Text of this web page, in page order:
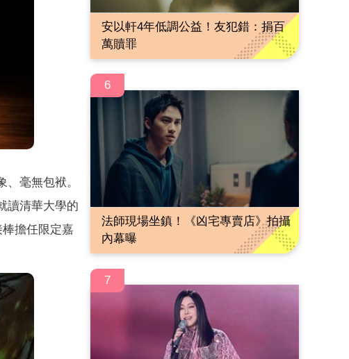
毫無包袱。
讀清華大學的
擔任限定嘉
安以軒4年低調公益！友犯錯：捐百
萬贖罪
6
法師現場坐鎮！《凶宅專賣店》拍攝
內幕曝
7